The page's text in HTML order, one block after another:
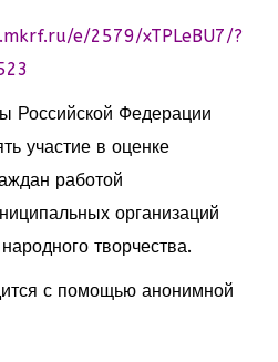
e/2579/xTPLeBU7/?
Российской Федерации
участие в оценке
работой
организаций
творчества.
с помощью анонимной